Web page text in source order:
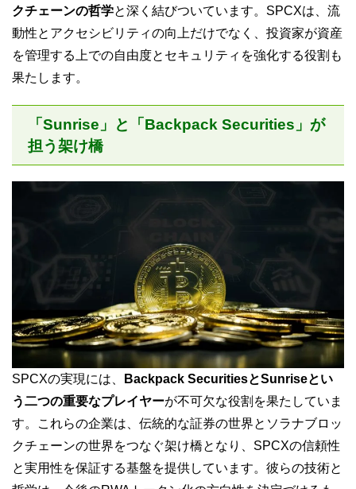
クチェーンの哲学と深く結びついています。SPCXは、流
動性とアクセシビリティの向上だけでなく、投資家が資産
を管理する上での自由度とセキュリティを強化する役割も
果たします。
「Sunrise」と「Backpack Securities」が
担う架け橋
SPCXの実現には、
Backpack SecuritiesとSunriseとい
う二つの重要なプレイヤーが不可欠な役割を果たしていま
す。これらの企業は、伝統的な証券の世界とソラナブロッ
クチェーンの世界をつなぐ架け橋となり、SPCXの信頼性
と実用性を保証する基盤を提供しています。彼らの技術と